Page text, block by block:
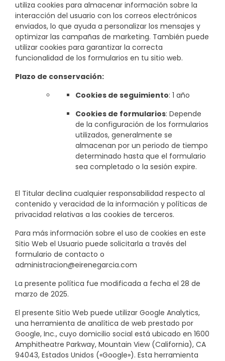
utiliza cookies para almacenar información sobre la
interacción del usuario con los correos electrónicos
enviados, lo que ayuda a personalizar los mensajes y
optimizar las campañas de marketing. También puede
utilizar cookies para garantizar la correcta
funcionalidad de los formularios en tu sitio web.
Plazo de conservación:
Cookies de seguimiento: 1 año
Cookies de formularios: Depende
de la configuración de los formularios
utilizados, generalmente se
almacenan por un periodo de tiempo
determinado hasta que el formulario
sea completado o la sesión expire.
El Titular declina cualquier responsabilidad respecto al
contenido y veracidad de la información y políticas de
privacidad relativas a las cookies de terceros.
Para más información sobre el uso de cookies en este
Sitio Web el Usuario puede solicitarla a través del
formulario de contacto o
administracion@eirenegarcia.com
La presente política fue modificada a fecha el 28 de
marzo de 2025.
El presente Sitio Web puede utilizar Google Analytics,
una herramienta de analítica de web prestado por
Google, Inc., cuyo domicilio social está ubicado en 1600
Amphitheatre Parkway, Mountain View (California), CA
94043, Estados Unidos («Google»). Esta herramienta